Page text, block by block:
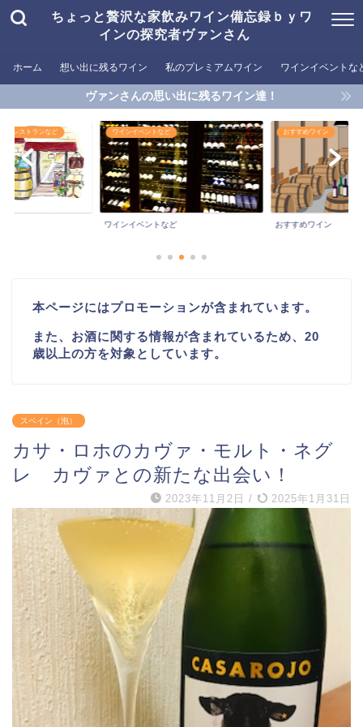
ちょっと贅沢な家飲みワイン備忘録ｂｙワ
インの探究者ヴァンさん
ホーム 想い出に残るワイン 私のプレミアムワイン ワインイベントな
ヴァンさんの思い出に残るワイン達！
るレストランなど ワインイベントなど
ワインイベントなど
おすすめワイン
おすすめワイン
本ページにはプロモーションが含まれています。
また、お酒に関する情報が含まれているため、20
歳以上の方を対象としています。
スペイン（泡）
カサ・ロホのカヴァ・モルト・ネグ
レ カヴァとの新たな出会い！
2023年11月2日 / 2025年1月31日